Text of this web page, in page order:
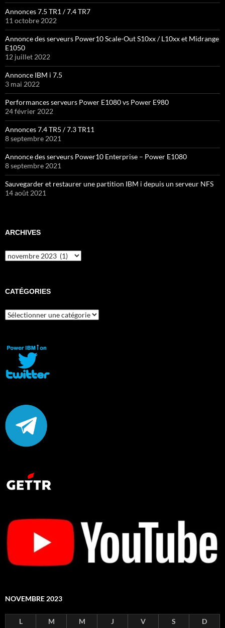
Annonces 7.5 TR1 / 7.4 TR7
11 octobre 2022
Annonce des serveurs Power10 Scale-Out S10xx / L10xx et Midrange
E1050
12 juillet 2022
Annonce IBM i 7.5
3 mai 2022
Performances serveurs Power E1080 vs Power E980
24 février 2022
Annonces 7.4 TR5 / 7.3 TR11
8 septembre 2021
Annonce des serveurs Power10 Enterprise – Power E1080
8 septembre 2021
Sauvegarder et restaurer une partition IBM i depuis un serveur NFS
14 août 2021
ARCHIVES
Archives
CATÉGORIES
Catégories
NOVEMBRE 2023
L M M J V S D